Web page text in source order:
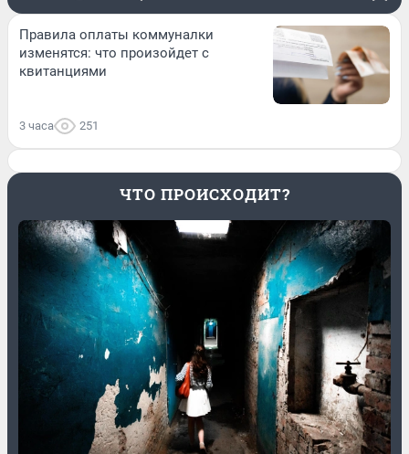
Правила оплаты коммуналки
изменятся: что произойдет с
квитанциями
3 часа 251
ЧТО ПРОИСХОДИТ?